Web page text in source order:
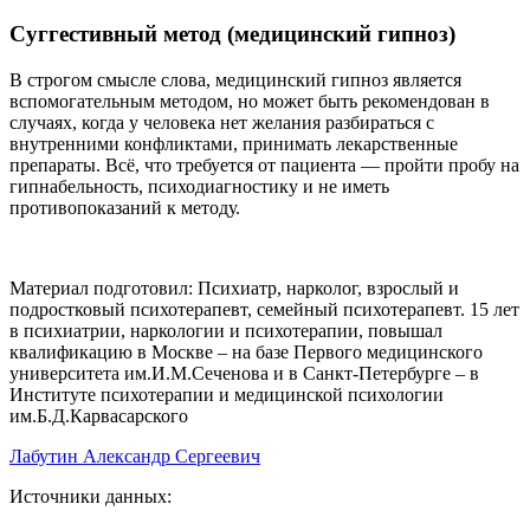
Суггестивный метод (медицинский гипноз)
В строгом смысле слова, медицинский гипноз является
вспомогательным методом, но может быть рекомендован в
случаях, когда у человека нет желания разбираться с
внутренними конфликтами, принимать лекарственные
препараты. Всё, что требуется от пациента — пройти пробу на
гипнабельность, психодиагностику и не иметь
противопоказаний к методу.
Материал подготовил: Психиатр, нарколог, взрослый и
подростковый психотерапевт, семейный психотерапевт. 15 лет
в психиатрии, наркологии и психотерапии, повышал
квалификацию в Москве – на базе Первого медицинского
университета им.И.М.Сеченова и в Санкт-Петербурге – в
Институте психотерапии и медицинской психологии
им.Б.Д.Карвасарского
Лабутин Александр Сергеевич
Источники данных: